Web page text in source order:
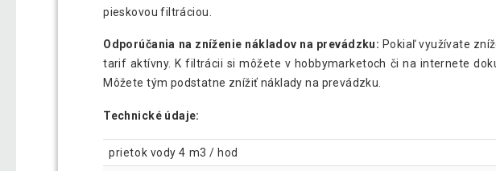
pieskovou filtráciou.
Odporúčania na zníženie nákladov na prevádzku: Pokiaľ využívate
tarif aktívny. K filtrácii si môžete v hobbymarketoch či na internete
Môžete tým podstatne znížiť náklady na prevádzku.
Technické údaje:
prietok vody 4 m3 / hod